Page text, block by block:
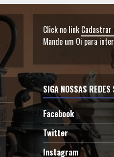
Click no link Cadastrar
Mande um Oi para
SIGA NOSSAS
Facebook
Twitter
Instagram